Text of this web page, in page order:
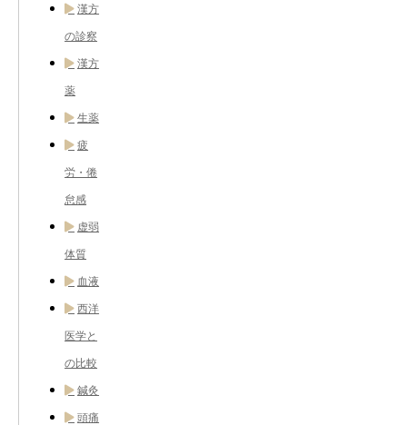
漢方
の診察
漢方
薬
生薬
疲
労・倦
怠感
虚弱
体質
血液
西洋
医学と
の比較
鍼灸
頭痛